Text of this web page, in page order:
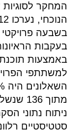
המחקר
בשבעה פרויקטי
בעקבות
למשתתפי
מתוך 136 שנשלחו למשתתפים).
ניתוח נתוני
סטטיסטיים